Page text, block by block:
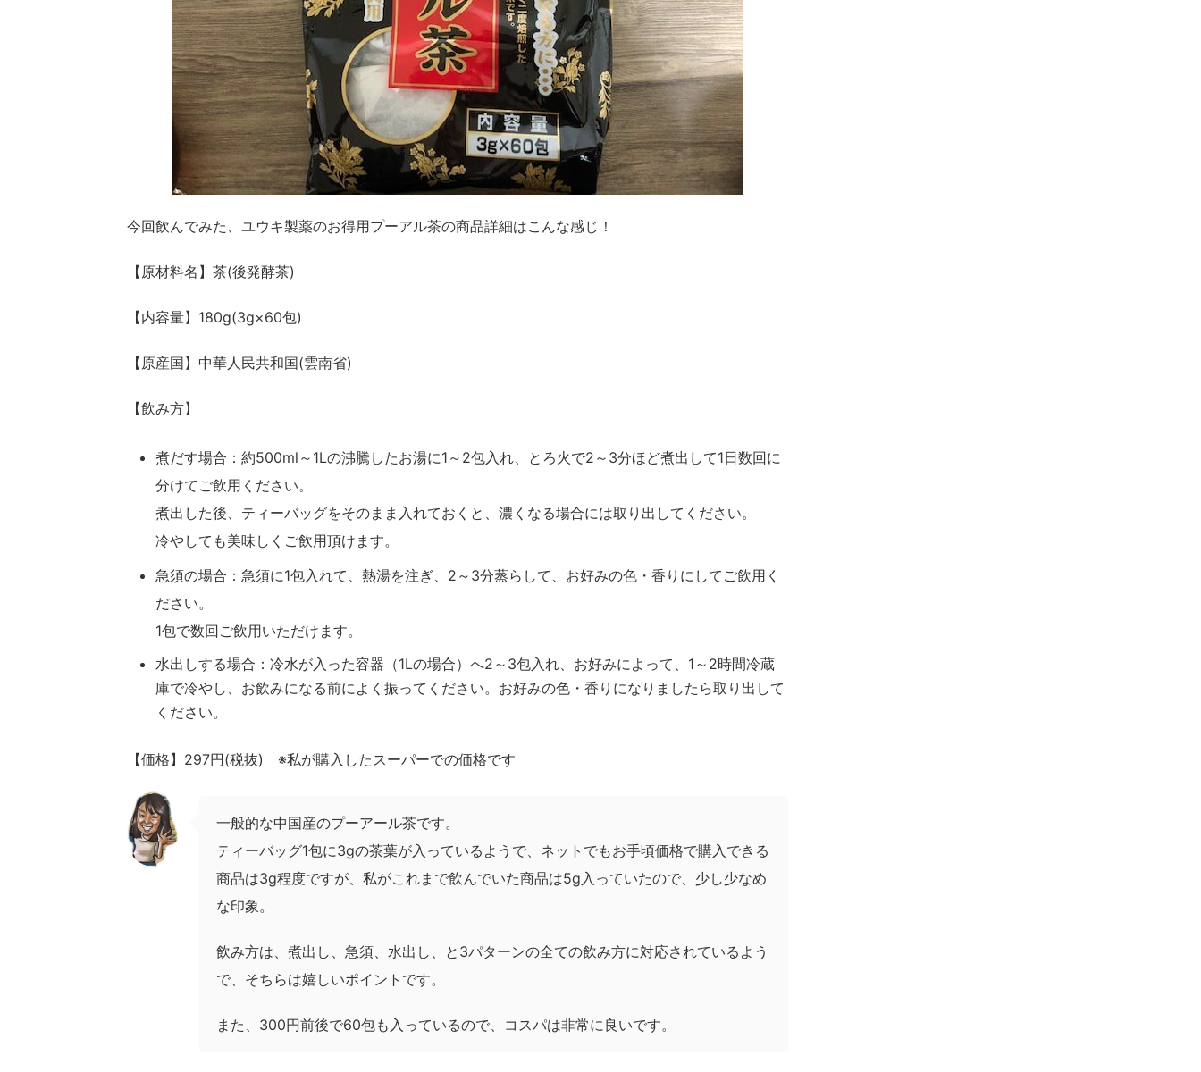
今回飲んでみた、ユウキ製薬のお得用プーアル茶の商品詳細はこんな感じ！
【原材料名】茶(後発酵茶)
【内容量】180g(3g×60包)
【原産国】中華人民共和国(雲南省)
【飲み方】
煮だす場合：約500ml ～ 1Lの沸騰したお湯に1 ～ 2包入れ、とろ火で2 ～ 3分ほど煮出して1日数回に
分けてご飲用ください。
煮出した後、ティーバッグをそのまま入れておくと、濃くなる場合には取り出してください。
冷やしても美味しくご飲用頂けます。
急須の場合：急須に1包入れて、熱湯を注ぎ、 2 ～ 3分蒸らして、お好みの色・香りにしてご飲用く
ださい。
1包で数回ご飲用いただけます。
水出しする場合：冷水が入った容器（1Lの場合）へ2 ～ 3包入れ、お好みによって、 1 ～ 2時間冷蔵
庫で冷やし、 お飲みになる前によく振ってください。 お好みの色・香りになりましたら取り出して
ください。
【価格】297円(税抜) ※私が購入したスーパーでの価格です
一般的な中国産のプーアール茶です。
ティーバッグ1包に3gの茶葉が入っているようで、ネットでもお手頃価格で購入できる
商品は3g程度ですが、私がこれまで飲んでいた商品は5g入っていたので、少し少なめ
な印象。
飲み方は、煮出し、急須、水出し、と3パターンの全ての飲み方に対応されているよう
で、そちらは嬉しいポイントです。
また、300円前後で60包も入っているので、コスパは非常に良いです。